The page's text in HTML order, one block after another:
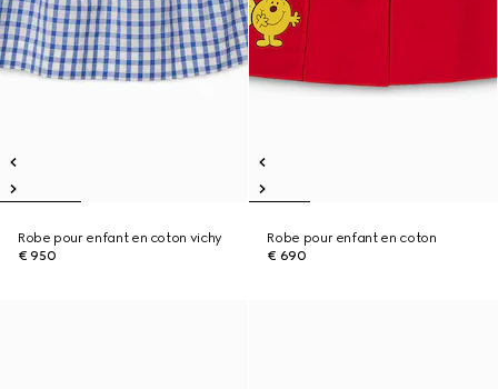
Robe pour enfant en coton vichy
€ 950
Robe pour enfant en coton
€ 690